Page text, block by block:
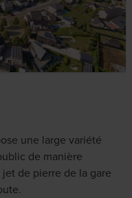
une large variété
de manière
de pierre de la gare